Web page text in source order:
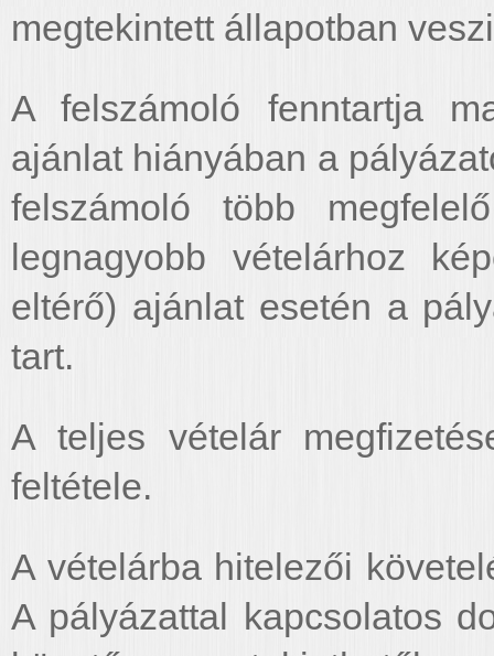
megtekintett állapotban
A felszámoló fenntartja
ajánlat hiányában a
felszámoló több
legnagyobb vételárhoz
eltérő) ajánlat esetén a
tart.
A teljes vételár
feltétele.
A vételárba hitelezői
A pályázattal kapcsolatos